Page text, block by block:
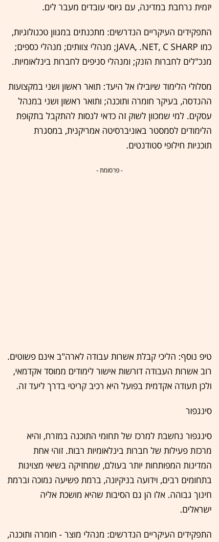
יזמית נרחבת במדינה, עם גיוסי עובדים מעבר לים.
התפקידים העיקריים הנדרשים: מתכנתים במגוון טכנולוגיות,
כמו JAVA, .NET, C SHARP; מנהלי צוותים; מנהלי כספים;
מנכ"לים לחברות הזנק; ומנהלי סניפים לחברות בינלאומיות.
מסלולי הלימוד שיובילו אל היעד: תואר ראשון ושני במקצועות
ההנדסה, בעיקר חומרה ותוכנה; ותואר ראשון ושני במנהל
עסקים. למי שמכוון לשוק זה כדאי לנסות להתקבל בתקופת
הלימודים לסמסטר באוניברסיטה אמריקנית, במסגרת
תוכניות חילופי סטודנטים.
- פרסומת -
טיפ נוסף: הליכי קבלת אשרות עבודה לארה"ב אינם פשוטים.
רוב אשרות העבודה דורשות אישור לימודים ממוסד אקדמאי,
ולכן תעודה אקדמית בפועל היא רכיב קריטי בדרך ליעד זה.
סינגפור
סינגפור נחשבת למרכז של תחומי התוכנה במזרח, והיא
מרכזת פעילות של חברות בינלאומיות רבות. זוהי אחת
המדינות המפותחות יותר בעולם, שמחזיקה בשיאי מצוינות
בתחומים רבים, וידועה בניקיונה, ברמת פשיעה נמוכה וברמת
חינוך גבוהה. אלו הן גם הסיבות שהיא מושכת אליה
ישראלים.
התפקידים העיקריים הנדרשים: מנהלי מוצר - חומרה ותוכנה,